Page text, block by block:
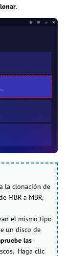
.
la clonación de
MBR a MBR,
el mismo tipo
un disco de
las
Haga clic